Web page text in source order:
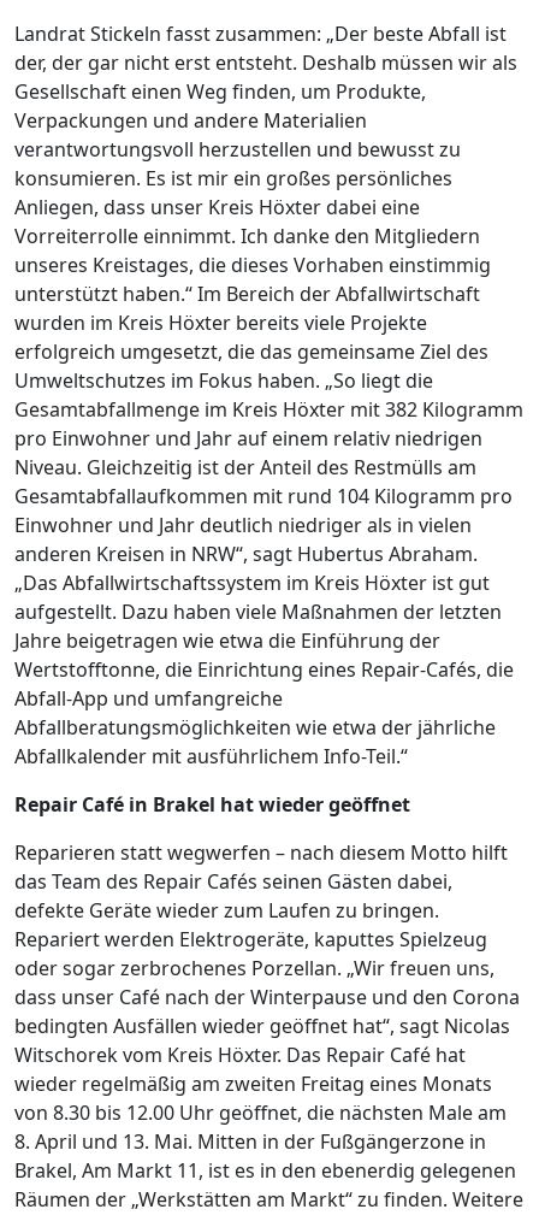
Landrat Stickeln fasst zusammen: „Der beste Abfall ist
der, der gar nicht erst entsteht. Deshalb müssen wir als
Gesellschaft einen Weg finden, um Produkte,
Verpackungen und andere Materialien
verantwortungsvoll herzustellen und bewusst zu
konsumieren. Es ist mir ein großes persönliches
Anliegen, dass unser Kreis Höxter dabei eine
Vorreiterrolle einnimmt. Ich danke den Mitgliedern
unseres Kreistages, die dieses Vorhaben einstimmig
unterstützt haben.“ Im Bereich der Abfallwirtschaft
wurden im Kreis Höxter bereits viele Projekte
erfolgreich umgesetzt, die das gemeinsame Ziel des
Umweltschutzes im Fokus haben. „So liegt die
Gesamtabfallmenge im Kreis Höxter mit 382 Kilogramm
pro Einwohner und Jahr auf einem relativ niedrigen
Niveau. Gleichzeitig ist der Anteil des Restmülls am
Gesamtabfallaufkommen mit rund 104 Kilogramm pro
Einwohner und Jahr deutlich niedriger als in vielen
anderen Kreisen in NRW“, sagt Hubertus Abraham.
„Das Abfallwirtschaftssystem im Kreis Höxter ist gut
aufgestellt. Dazu haben viele Maßnahmen der letzten
Jahre beigetragen wie etwa die Einführung der
Wertstofftonne, die Einrichtung eines Repair-Cafés, die
Abfall-App und umfangreiche
Abfallberatungsmöglichkeiten wie etwa der jährliche
Abfallkalender mit ausführlichem Info-Teil.“
Repair Café in Brakel hat wieder geöffnet
Reparieren statt wegwerfen – nach diesem Motto hilft
das Team des Repair Cafés seinen Gästen dabei,
defekte Geräte wieder zum Laufen zu bringen.
Repariert werden Elektrogeräte, kaputtes Spielzeug
oder sogar zerbrochenes Porzellan. „Wir freuen uns,
dass unser Café nach der Winterpause und den Corona
bedingten Ausfällen wieder geöffnet hat“, sagt Nicolas
Witschorek vom Kreis Höxter. Das Repair Café hat
wieder regelmäßig am zweiten Freitag eines Monats
von 8.30 bis 12.00 Uhr geöffnet, die nächsten Male am
8. April und 13. Mai. Mitten in der Fußgängerzone in
Brakel, Am Markt 11, ist es in den ebenerdig gelegenen
Räumen der „Werkstätten am Markt“ zu finden. Weitere